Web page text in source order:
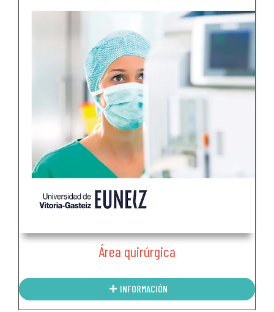
Área quirúrgica
INFORMACIÓN